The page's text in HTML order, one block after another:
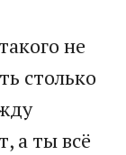
не
столько
а ты всё